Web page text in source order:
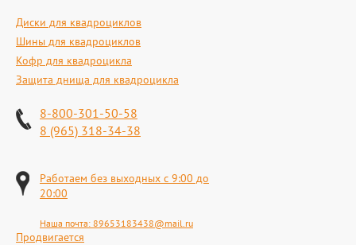
Диски для квадроциклов
Шины для квадроциклов
Кофр для квадроцикла
Защита днища для квадроцикла
8-800-301-50-58
8 (965) 318-34-38
Работаем без выходных с 9:00 до
20:00
Наша почта: 89653183438@mail.ru
Продвигается